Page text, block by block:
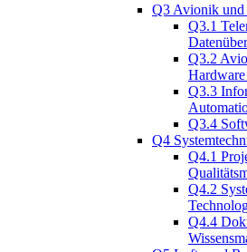
Q3 Avionik und
Q3.1
Q3.2
Q3.3
Q3.4
Q4
Q4.1
Q4.2
Q4.4